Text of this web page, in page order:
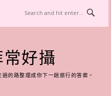
好攝
的路整理成你下一趟旅行的答案。